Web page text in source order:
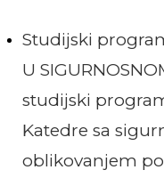
Studijski
U
studijski
Katedre sa
oblikovanjem